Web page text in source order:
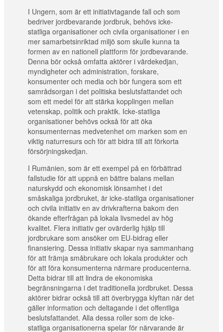
I Ungern, som är ett initiativtagande fall och som
bedriver jordbevarande jordbruk, behövs icke-
statliga organisationer och civila organisationer i en
mer samarbetsinriktad miljö som skulle kunna ta
formen av en nationell plattform för jordbevarande.
Denna bör också omfatta aktörer i värdekedjan,
myndigheter och administration, forskare,
konsumenter och media och bör fungera som ett
samrådsorgan i det politiska beslutsfattandet och
som ett medel för att stärka kopplingen mellan
vetenskap, politik och praktik. Icke-statliga
organisationer behövs också för att öka
konsumenternas medvetenhet om marken som en
viktig naturresurs och för att bidra till att förkorta
försörjningskedjan.
I Rumänien, som är ett exempel på en förbättrad
fallstudie för att uppnå en bättre balans mellan
naturskydd och ekonomisk lönsamhet i det
småskaliga jordbruket, är icke-statliga organisationer
och civila initiativ en av drivkrafterna bakom den
ökande efterfrågan på lokala livsmedel av hög
kvalitet. Flera initiativ ger ovärderlig hjälp till
jordbrukare som ansöker om EU-bidrag eller
finansiering. Dessa initiativ skapar nya sammanhang
för att främja småbrukare och lokala produkter och
för att föra konsumenterna närmare producenterna.
Detta bidrar till att lindra de ekonomiska
begränsningarna i det traditionella jordbruket. Dessa
aktörer bidrar också till att överbrygga klyftan när det
gäller information och deltagande i det offentliga
beslutsfattandet. Alla dessa roller som de icke-
statliga organisationerna spelar för närvarande är